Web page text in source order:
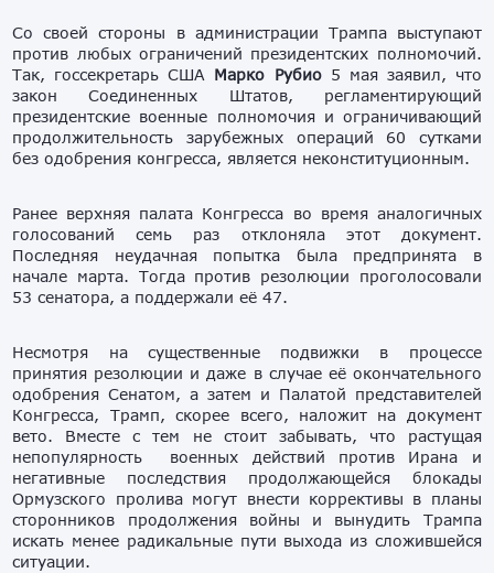
Со своей стороны в администрации Трампа выступают
против любых ограничений президентских полномочий.
Так, госсекретарь США Марко Рубио5 мая заявил, что
закон Соединенных Штатов, регламентирующий
президентские военные полномочия и ограничивающий
продолжительность зарубежных операций 60 сутками
без одобрения конгресса, является неконституционным.
Ранее верхняя палата Конгресса во время аналогичных
голосований семь раз отклоняла этот документ.
Последняя неудачная попытка была предпринята в
начале марта. Тогда против резолюции проголосовали
53 сенатора, а поддержали её 47.
Несмотря на существенные подвижки в процессе
принятия резолюции и даже в случае её окончательного
одобрения Сенатом, а затем и Палатой представителей
Конгресса, Трамп, скорее всего, наложит на документ
вето. Вместе с тем не стоит забывать, что растущая
непопулярность военных действий против Ирана и
негативные последствия продолжающейся блокады
Ормузского пролива могут внести коррективы в планы
сторонников продолжения войны и вынудить Трампа
искать менее радикальные пути выхода из сложившейся
ситуации.